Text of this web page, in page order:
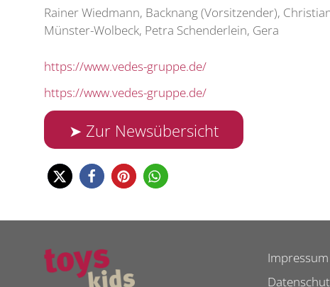
Rainer Wiedmann, Backnang (Vorsitzender),
Münster-Wolbeck, Petra Schenderlein, Gera
https://www.vedes-gruppe.de/
https://www.vedes-gruppe.de/
➤ Zur Newsübersicht
Impressum